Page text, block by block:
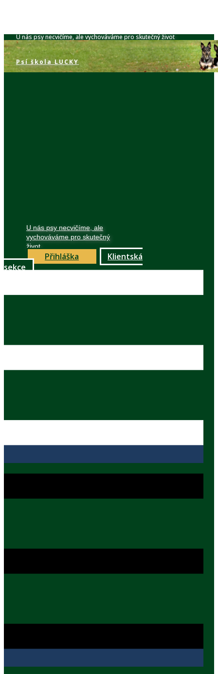
U nás psy necvičíme, ale vychováváme pro skutečný život
Psí škola​ LUCKY
U nás psy necvičíme, ale
vychováváme pro skutečný
život
Přihláška
Klientská
sekce